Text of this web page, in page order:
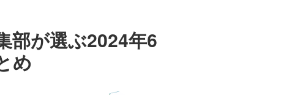
部が選ぶ2024年6
め